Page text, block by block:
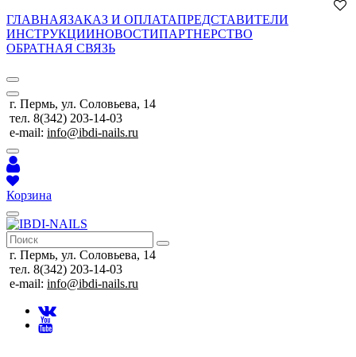
ГЛАВНАЯЗАКАЗ И ОПЛАТАПРЕДСТАВИТЕЛИ
ИНСТРУКЦИИНОВОСТИПАРТНЕРСТВО
ОБРАТНАЯ СВЯЗЬ
г. Пермь, ул. Соловьева, 14
тел. 8(342) 203-14-03
e-mail: info@ibdi-nails.ru
Корзина
г. Пермь, ул. Соловьева, 14
тел. 8(342) 203-14-03
e-mail: info@ibdi-nails.ru